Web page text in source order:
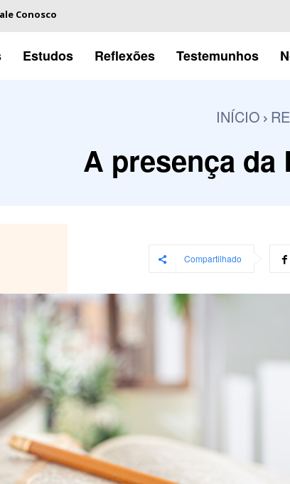
Conosco
Estudos Reflexões Testemunhos
INÍCIO
A presença
Compartilhado